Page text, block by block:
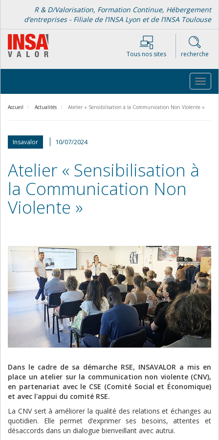
contenu
principal
R & D/Valorisation, Formation Continue, Hébergement
d’entreprises - Filiale de l’INSA Lyon et de l’INSA Toulouse
Tous nos sites recherche
Accueil Actualités Atelier « Sensibilisation à la Communication Non Violente »
Insavalor 10/07/2024
Atelier « Sensibilisation à
la Communication Non
Violente »
Dans le cadre de sa démarche RSE, INSAVALOR a mis en
place un atelier sur la communication non violente (CNV),
en partenariat avec le CSE (Comité Social et Économique)
et avec l'appui du comité RSE.
La CNV sert à améliorer la qualité des relations et échanges au
quotidien. Elle permet d’exprimer ses besoins, attentes et
désaccords dans un dialogue bienveillant avec autrui.